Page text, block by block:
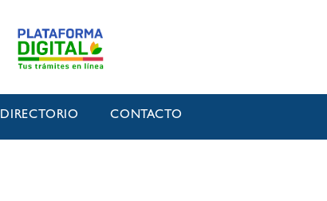
DIRECTORIO CONTACTO